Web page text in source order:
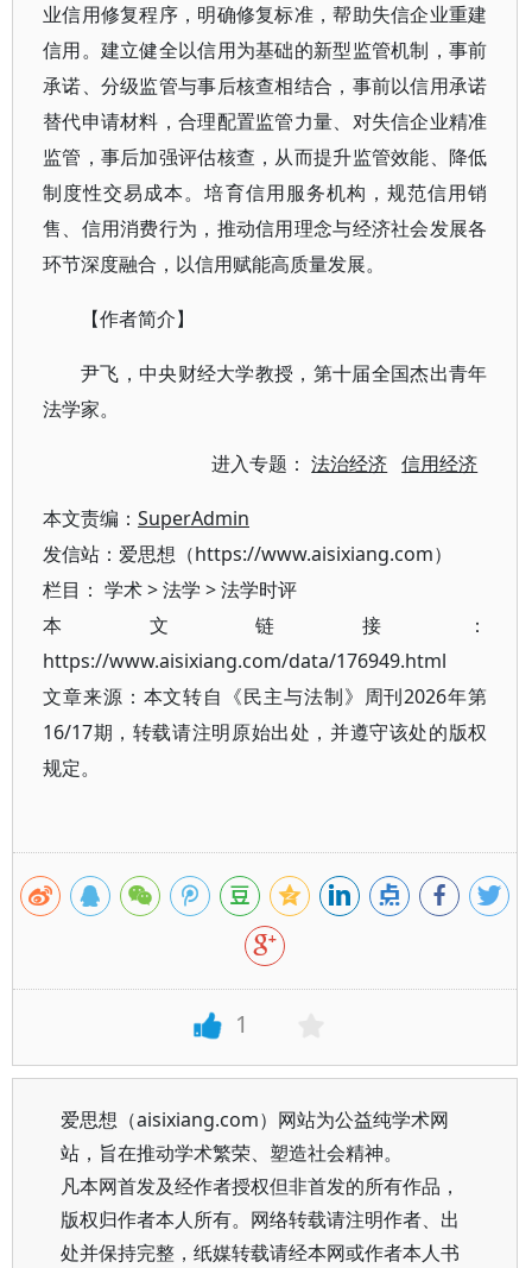
业信用修复程序，明确修复标准，帮助失信企业重建
信用。建立健全以信用为基础的新型监管机制，事前
承诺、分级监管与事后核查相结合，事前以信用承诺
替代申请材料，合理配置监管力量、对失信企业精准
监管，事后加强评估核查，从而提升监管效能、降低
制度性交易成本。培育信用服务机构，规范信用销
售、信用消费行为，推动信用理念与经济社会发展各
环节深度融合，以信用赋能高质量发展。
【作者简介】
尹飞，中央财经大学教授，第十届全国杰出青年
法学家。
进入专题：法治经济 信用经济
本文责编： SuperAdmin
发信站：爱思想（https://www.aisixiang.com）
栏目： 学术>法学 >法学时评
本文链接：
https://www.aisixiang.com/data/176949.html
文章来源：本文转自《民主与法制》周刊2026年第
16/17期，转载请注明原始出处，并遵守该处的版权
规定。
1
爱思想（aisixiang.com）网站为公益纯学术网
站，旨在推动学术繁荣、塑造社会精神。
凡本网首发及经作者授权但非首发的所有作品，
版权归作者本人所有。网络转载请注明作者、出
处并保持完整，纸媒转载请经本网或作者本人书